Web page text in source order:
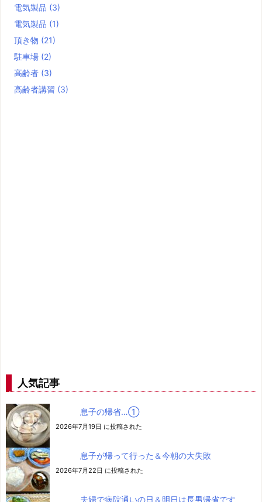
電気製品 (3)
電気製品 (1)
頂き物 (21)
駐車場 (2)
高齢者 (3)
高齢者講習 (3)
人気記事
息子の帰省…➀
2026年7月19日 に投稿された
息子が帰って行った＆今朝の大失敗
2026年7月22日 に投稿された
夫婦で病院通いの日＆明日は長男帰省です